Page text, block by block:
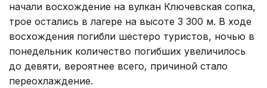
начали восхождение на вулкан Ключевская сопка,
трое остались в лагере на высоте 3 300 м. В ходе
восхождения погибли шестеро туристов, ночью в
понедельник количество погибших увеличилось
до девяти, вероятнее всего, причиной стало
переохлаждение.